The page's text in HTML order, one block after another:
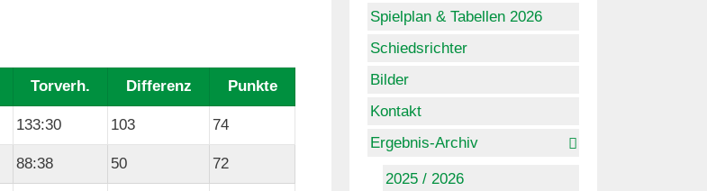
Torverh. Differenz Punkte
133:30 103 74
88:38 50 72
Spielplan & Tabellen 2026
Schiedsrichter
Bilder
Kontakt
Ergebnis-Archiv
2025 / 2026